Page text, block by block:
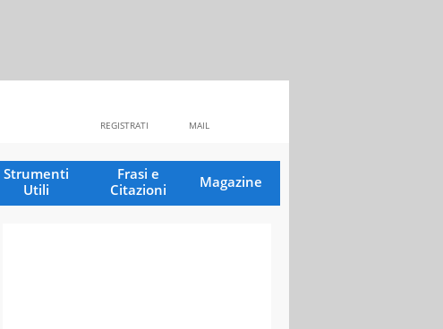
MAIL
REGISTRATI
Strumenti
Utili
Frasi e
Citazioni
Magazine